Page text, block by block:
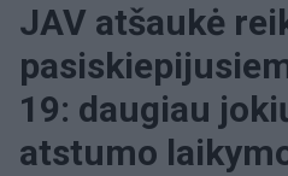
JAV atšaukė
19: daugiau
atstumo